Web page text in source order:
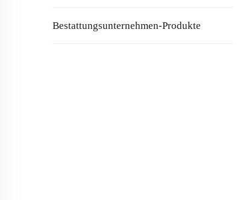
Bestattungsunternehmen-Produkte